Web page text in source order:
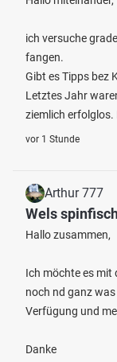
ich versuche
fangen.
Gibt es Tipps bez
Letztes Jahr
ziemlich erfolglos.
vor 1 Stunde
Arthur 777
Wels
Hallo zusammen,
Ich möchte es mit
noch nd ganz
Verfügung und
Danke